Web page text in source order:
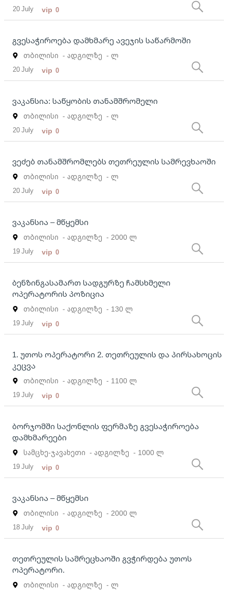
20 July vip 0
გვესაჭიროება დამხმარე ავეჯის საწარმოში
თბილისი - ადგილზე - ლ
20 July vip 0
ვაკანსია: საწყობის თანამშრომელი
თბილისი - ადგილზე - ლ
20 July vip 0
ვეძებ თანამშრომლებს თეთრეულის სამრევხაოში
თბილისი - ადგილზე - ლ
20 July vip 0
ვაკანსია – მწყემსი
თბილისი - ადგილზე - 2000 ლ
19 July vip 0
ბენზინგასამართ სადგურზე ჩამსხმელი
ოპერატორის პოზიცია
თბილისი - ადგილზე - 130 ლ
19 July vip 0
1. უთოს ოპერატორი 2. თეთრეულის და პირსახოცის
კეცვა
თბილისი - ადგილზე - 1100 ლ
19 July vip 0
ბორჯომში საქონლის ფერმაზე გვესაჭიროება
დამხმარეები
სამცხე-ჯავახეთი - ადგილზე - 1000 ლ
19 July vip 0
ვაკანსია – მწყემსი
თბილისი - ადგილზე - 2000 ლ
18 July vip 0
თეთრეულის სამრეცხაოში გვჭირდება უთოს
ოპერატორი.
თბილისი - ადგილზე - ლ